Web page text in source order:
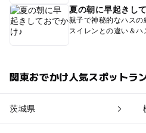
夏の朝に早起きし
親子で神秘的なハスの
スイレンとの違い＆ハ
関東おでかけ人気スポットラ
茨城県